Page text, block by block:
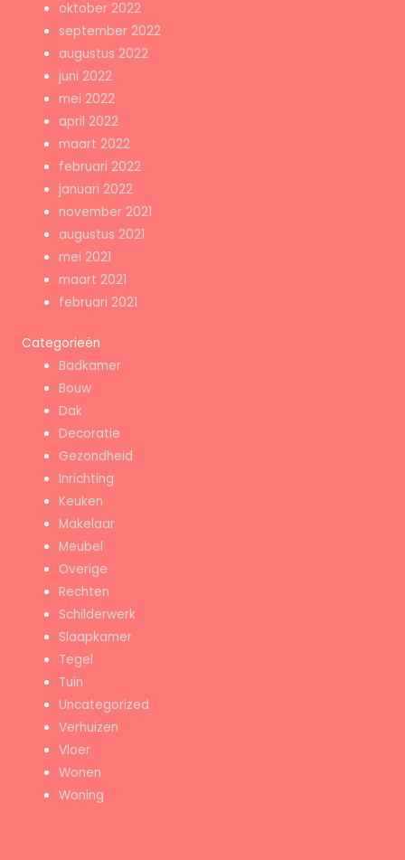
oktober 2022
september 2022
augustus 2022
juni 2022
mei 2022
april 2022
maart 2022
februari 2022
januari 2022
november 2021
augustus 2021
mei 2021
maart 2021
februari 2021
Categorieën
Badkamer
Bouw
Dak
Decoratie
Gezondheid
Inrichting
Keuken
Makelaar
Meubel
Overige
Rechten
Schilderwerk
Slaapkamer
Tegel
Tuin
Uncategorized
Verhuizen
Vloer
Wonen
Woning